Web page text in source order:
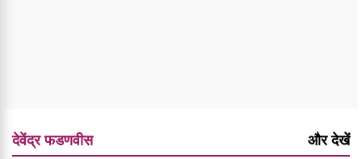
देवेंद्र फडणवीस और देखें